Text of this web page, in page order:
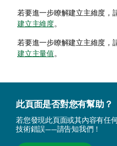
若要進一步瞭解建立主維度，
建立主維度。
若要進一步瞭解建立主維度，
建立主量值。
此頁面是否對您有幫助？
若您發現此頁面或其內容有任
技術錯誤——請告知我們！